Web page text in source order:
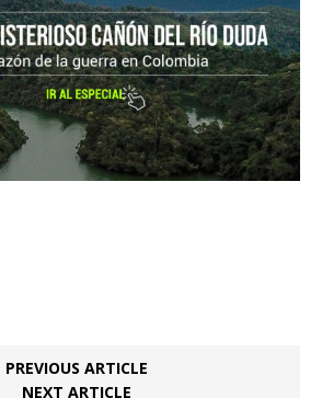
PREVIOUS ARTICLE
NEXT ARTICLE